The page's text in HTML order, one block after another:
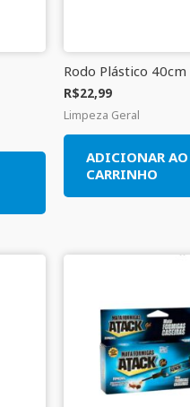
Rodo Plástico
R$22,99
Limpeza Geral
ADICIONAR AO
CARRINHO